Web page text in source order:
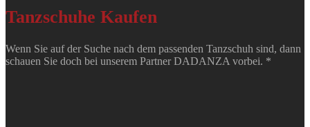
Tanzschuhe Kaufen
Wenn Sie auf der Suche nach dem passenden Tanzschuh sind, dann
schauen Sie doch bei unserem Partner DADANZA vorbei. *